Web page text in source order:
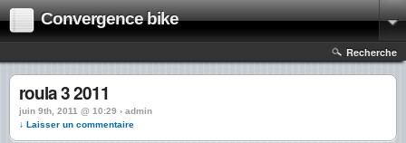
Convergence bike
Recherche
roula 3 2011
juin 9th, 2011 @ 10:29 › admin
↓ Laisser un commentaire